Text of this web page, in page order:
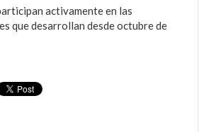
activamente en las
que desarrollan desde octubre de